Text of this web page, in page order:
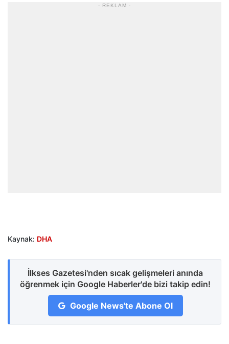
- REKLAM -
Kaynak: DHA
İlkses Gazetesi'nden sıcak gelişmeleri anında
öğrenmek için Google Haberler'de bizi takip edin!
Google News'te Abone Ol